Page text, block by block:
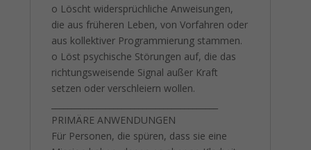
o Löscht widersprüchliche Anweisungen,
die aus früheren Leben, von Vorfahren oder
aus kollektiver Programmierung stammen.
o Löst psychische Störungen auf, die das
richtungsweisende Signal außer Kraft
setzen oder verschleiern wollen.
PRIMÄRE ANWENDUNGEN
Für Personen, die spüren, dass sie eine